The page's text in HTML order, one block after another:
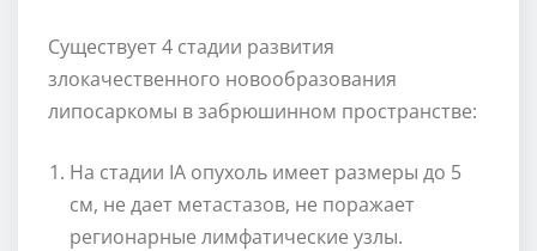
Существует 4 стадии развития
злокачественного новообразования
липосаркомы в забрюшинном пространстве:
На стадии IА опухоль имеет размеры до 5
см, не дает метастазов, не поражает
регионарные лимфатические узлы.